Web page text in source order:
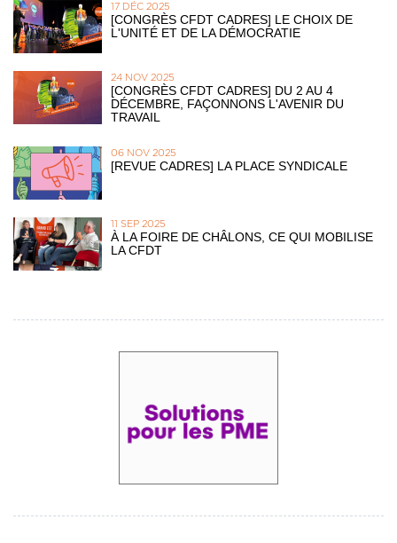
17 DÉC 2025
[CONGRÈS CFDT CADRES] LE CHOIX DE
L'UNITÉ ET DE LA DÉMOCRATIE
24 NOV 2025
[CONGRÈS CFDT CADRES] DU 2 AU 4
DÉCEMBRE, FAÇONNONS L'AVENIR DU
TRAVAIL
06 NOV 2025
[REVUE CADRES] LA PLACE SYNDICALE
11 SEP 2025
À LA FOIRE DE CHÂLONS, CE QUI MOBILISE
LA CFDT